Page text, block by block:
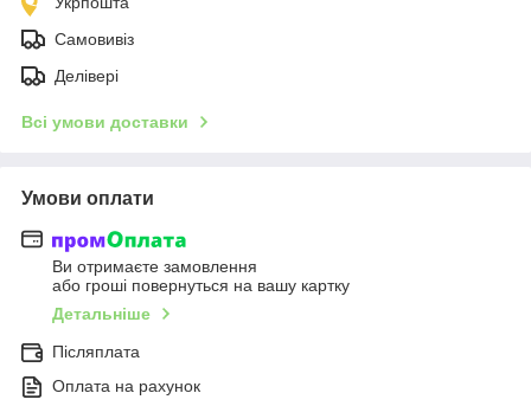
Самовивіз
Делівері
Всі умови доставки
Умови оплати
Ви отримаєте замовлення
або гроші повернуться на вашу картку
Детальніше
Післяплата
Оплата на рахунок